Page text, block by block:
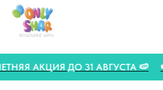
ЛЕТНЯЯ АКЦИЯ ДО 31 АВГУСТА 🍉